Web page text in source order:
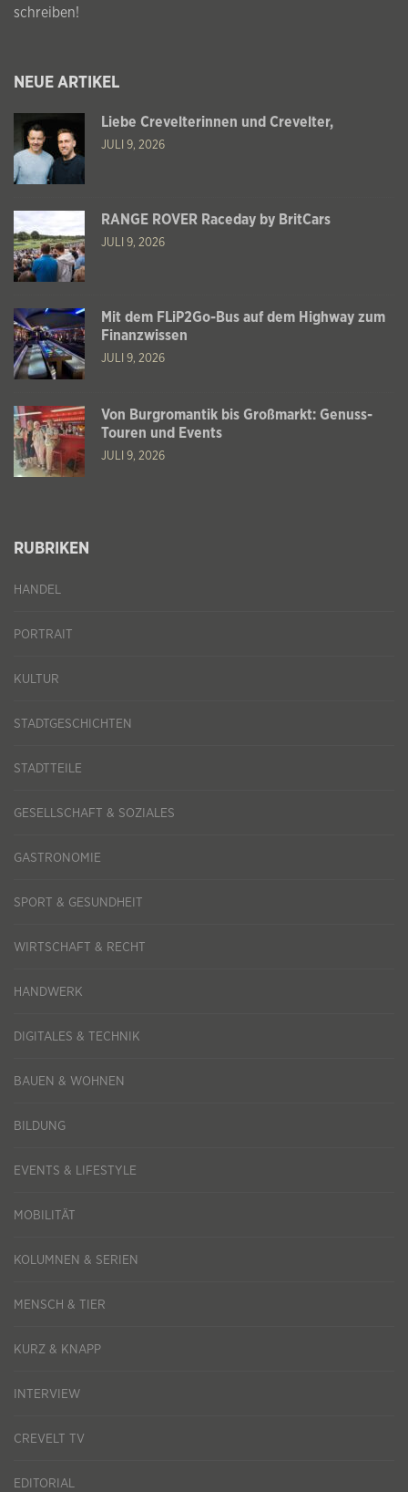
schreiben!
NEUE ARTIKEL
Liebe Crevelterinnen und Crevelter,
JULI 9, 2026
RANGE ROVER Raceday by BritCars
JULI 9, 2026
Mit dem FLiP2Go-Bus auf dem Highway zum
Finanzwissen
JULI 9, 2026
Von Burgromantik bis Großmarkt: Genuss-
Touren und Events
JULI 9, 2026
RUBRIKEN
HANDEL
PORTRAIT
KULTUR
STADTGESCHICHTEN
STADTTEILE
GESELLSCHAFT & SOZIALES
GASTRONOMIE
SPORT & GESUNDHEIT
WIRTSCHAFT & RECHT
HANDWERK
DIGITALES & TECHNIK
BAUEN & WOHNEN
BILDUNG
EVENTS & LIFESTYLE
MOBILITÄT
KOLUMNEN & SERIEN
MENSCH & TIER
KURZ & KNAPP
INTERVIEW
CREVELT TV
EDITORIAL